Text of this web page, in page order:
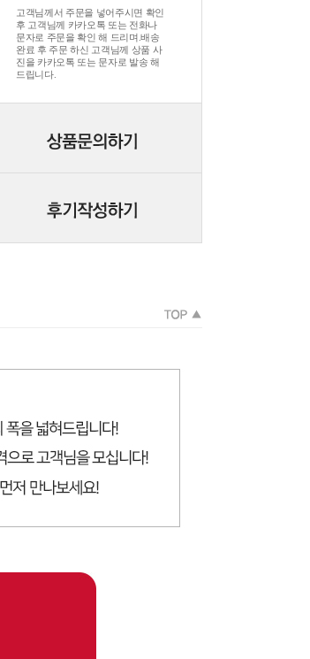
고객님께서 주문을 넣어주시면 확인
후 고객님께 카카오톡 또는 전화나
문자로 주문을 확인 해 드리며.배송
완료 후 주문 하신 고객님께 상품 사
진을 카카오톡 또는 문자로 발송 해
드립니다.